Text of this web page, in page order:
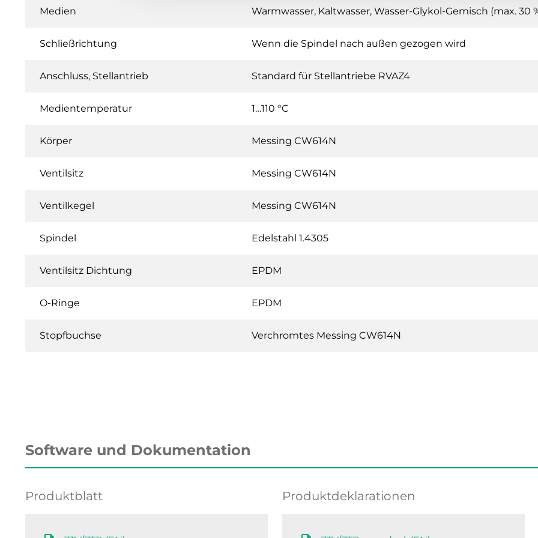
Medien Warmwasser, Kaltwasser, Wasser-Glykol-Gemisch (max. 30
Schließrichtung Wenn die Spindel nach außen gezogen wird
Anschluss, Stellantrieb Standard für Stellantriebe RVAZ4
Medientemperatur 1…110 °C
Körper Messing CW614N
Ventilsitz Messing CW614N
Ventilkegel Messing CW614N
Spindel Edelstahl 1.4305
Ventilsitz Dichtung EPDM
O-Ringe EPDM
Stopfbuchse Verchromtes Messing CW614N
Software und Dokumentation
Produktblatt Produktdeklarationen